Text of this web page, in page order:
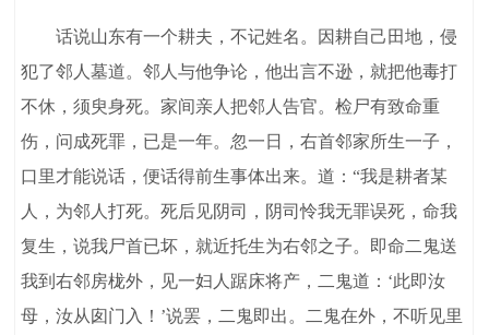
话说山东有一个耕夫，不记姓名。因耕自己田地，侵
犯了邻人墓道。邻人与他争论，他出言不逊，就把他毒打
不休，须臾身死。家间亲人把邻人告官。检尸有致命重
伤，问成死罪，已是一年。忽一日，右首邻家所生一子，
口里才能说话，便话得前生事体出来。道：“我是耕者某
人，为邻人打死。死后见阴司，阴司怜我无罪误死，命我
复生，说我尸首已坏，就近托生为右邻之子。即命二鬼送
我到右邻房栊外，见一妇人踞床将产，二鬼道：‘此即汝
母，汝从囱门入！’说罢，二鬼即出。二鬼在外，不听见里